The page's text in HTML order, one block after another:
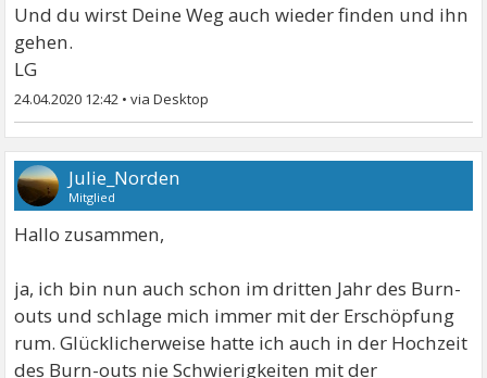
Und du wirst Deine Weg auch wieder finden und ihn
gehen.
LG
24.04.2020 12:42 •
Julie_Norden
Mitglied
Hallo zusammen,
ja, ich bin nun auch schon im dritten Jahr des Burn-
outs und schlage mich immer mit der Erschöpfung
rum. Glücklicherweise hatte ich auch in der Hochzeit
des Burn-outs nie Schwierigkeiten mit der